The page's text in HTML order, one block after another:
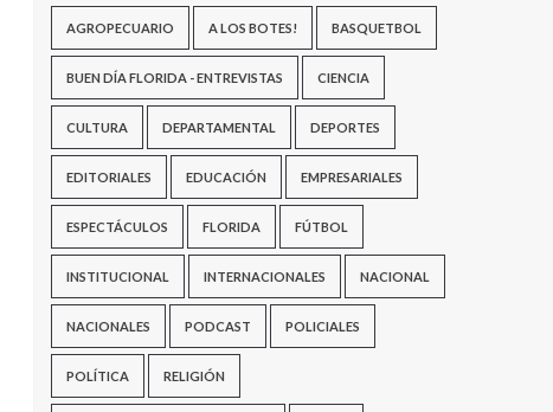
AGROPECUARIO A LOS BOTES! BASQUETBOL
BUEN DÍA FLORIDA - ENTREVISTAS CIENCIA
CULTURA DEPARTAMENTAL DEPORTES
EDITORIALES EDUCACIÓN EMPRESARIALES
ESPECTÁCULOS FLORIDA FÚTBOL
INSTITUCIONAL INTERNACIONALES NACIONAL
NACIONALES PODCAST POLICIALES
POLÍTICA RELIGIÓN